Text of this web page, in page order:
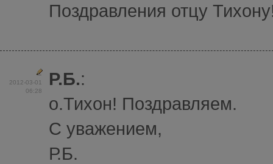
Поздравления отцу
2012-03-01
06:28
Р.Б.:
o.Тихон! Поздравляем.
С уважением,
Р.Б.